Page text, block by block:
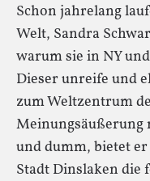
Schon jahrelang
Welt, Sandra
warum sie in NY
Dieser unreife und
zum Weltzentrum
Meinungsäußerung
und dumm, bietet
Stadt Dinslaken die